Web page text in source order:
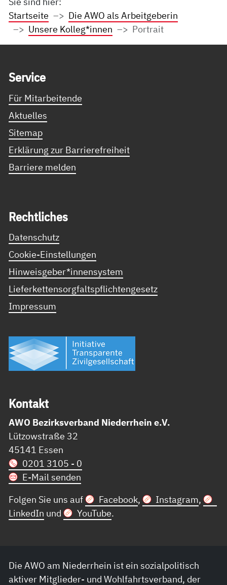
Startseite
Die AWO als Arbeitgeberin
Unsere Kolleg*innen
Portrait
Ser­vice
Für Mitarbeitende
Aktuelles
Sitemap
Erklärung zur Barrierefreiheit
Barriere melden
Recht­li­ches
Datenschutz
Cookie-Einstellungen
Hinweisgeber*innensystem
Lieferkettensorgfaltspflichtengesetz
Impressum
Kon­takt
AWO Bezirksverband Niederrhein e.V.
Lützowstraße 32
45141 Essen
0201 3105 - 0
E-Mail senden
Folgen Sie uns auf
Facebook, Instagram,
LinkedIn und YouTube.
Die AWO am Niederrhein ist ein sozialpolitisch
aktiver Mitglieder- und Wohlfahrtsverband, der